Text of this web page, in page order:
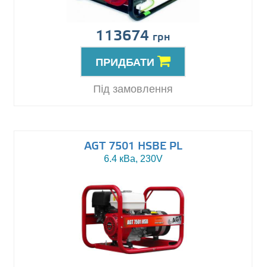
113674 грн
ПРИДБАТИ
Під замовлення
AGT 7501 HSBE PL
6.4 кВа, 230V